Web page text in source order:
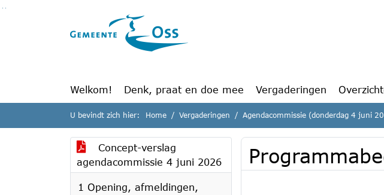
Ga naar de inhoud van deze pagina
Welkom! Denk, praat en doe mee Vergaderingen
U bevindt zich hier: Home Vergaderingen Agendacommissie (donderdag 4 juni
Concept-verslag
agendacommissie 4 juni 2026
1 Opening, afmeldingen,